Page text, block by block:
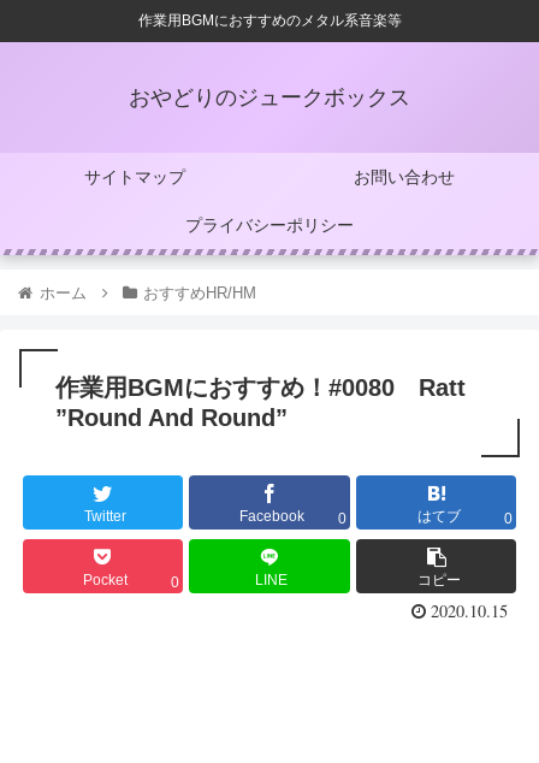
作業用BGMにおすすめのメタル系音楽等
おやどりのジュークボックス
サイトマップ お問い合わせ
プライバシーポリシー
ホーム おすすめHR/HM
作業用BGMにおすすめ！#0080 Ratt
”Round And Round”
Twitter Facebook 0 はてブ 0
Pocket 0 LINE コピー
2020.10.15